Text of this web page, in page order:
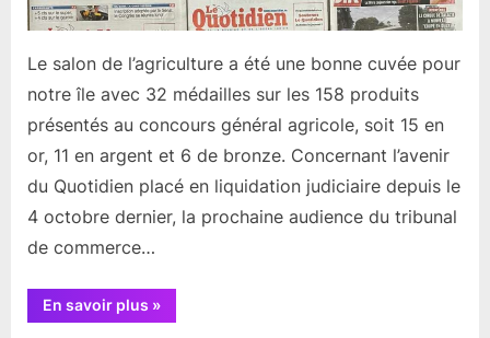
Le salon de l’agriculture a été une bonne cuvée pour
notre île avec 32 médailles sur les 158 produits
présentés au concours général agricole, soit 15 en
or, 11 en argent et 6 de bronze. Concernant l’avenir
du Quotidien placé en liquidation judiciaire depuis le
4 octobre dernier, la prochaine audience du tribunal
de commerce…
En savoir plus “Résumé
d’actualités
»